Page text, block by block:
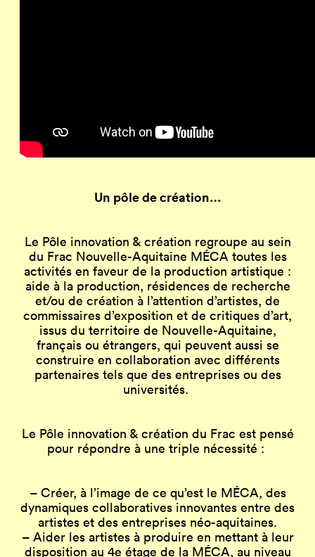
Un pôle de création…
Le Pôle innovation & création regroupe au sein
du Frac Nouvelle-Aquitaine MÉCA toutes les
activités en faveur de la production artistique :
aide à la production, résidences de recherche
et/ou de création à l’attention d’artistes, de
commissaires d’exposition et de critiques d’art,
issus du territoire de Nouvelle-Aquitaine,
français ou étrangers, qui peuvent aussi se
construire en collaboration avec différents
partenaires tels que des entreprises ou des
universités.
Le Pôle innovation & création du Frac est pensé
pour répondre à une triple nécessité :
– Créer, à l’image de ce qu’est le MÉCA, des
dynamiques collaboratives innovantes entre des
artistes et des entreprises néo-aquitaines.
– Aider les artistes à produire en mettant à leur
disposition au 4e étage de la MÉCA, au niveau